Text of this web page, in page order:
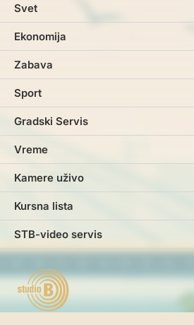
Svet
Ekonomija
Zabava
Sport
Gradski Servis
Vreme
Kamere uživo
Kursna lista
STB-video servis